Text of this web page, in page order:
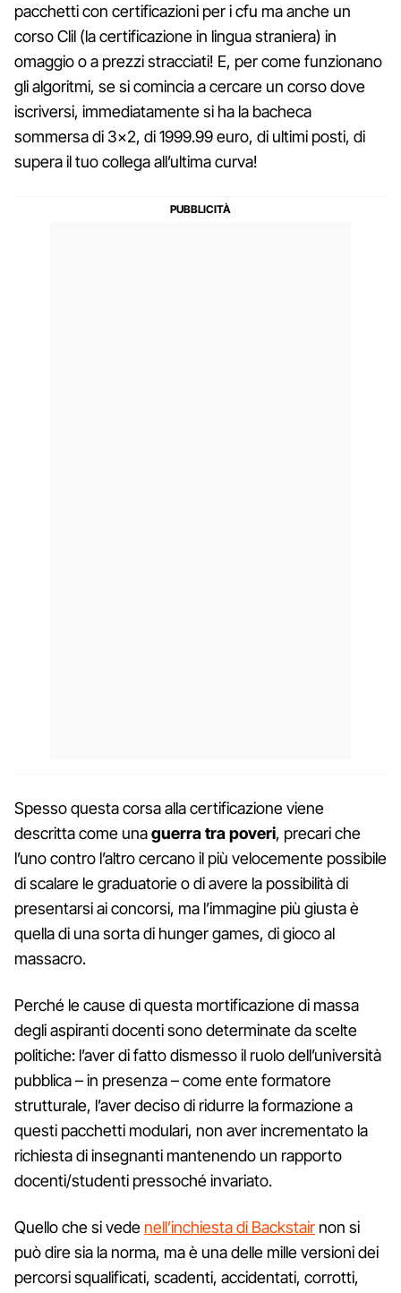
pacchetti con certificazioni per i cfu ma anche un
corso Clil (la certificazione in lingua straniera) in
omaggio o a prezzi stracciati! E, per come funzionano
gli algoritmi, se si comincia a cercare un corso dove
iscriversi, immediatamente si ha la bacheca
sommersa di 3×2, di 1999.99 euro, di ultimi posti, di
supera il tuo collega all’ultima curva!
Spesso questa corsa alla certificazione viene
descritta come unaguerra tra poveri, precari che
l’uno contro l’altro cercano il più velocemente possibile
di scalare le graduatorie o di avere la possibilità di
presentarsi ai concorsi, ma l’immagine più giusta è
quella di una sorta di hunger games, di gioco al
massacro.
Perché le cause di questa mortificazione di massa
degli aspiranti docenti sono determinate da scelte
politiche: l’aver di fatto dismesso il ruolo dell’università
pubblica – in presenza – come ente formatore
strutturale, l’aver deciso di ridurre la formazione a
questi pacchetti modulari, non aver incrementato la
richiesta di insegnanti mantenendo un rapporto
docenti/studenti pressoché invariato.
Quello che si vede nell’inchiesta di Backstair non si
può dire sia la norma, ma è una delle mille versioni dei
percorsi squalificati, scadenti, accidentati, corrotti,